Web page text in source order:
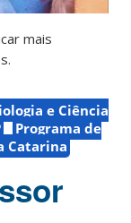
mais
e Ciência
Programa de
Catarina